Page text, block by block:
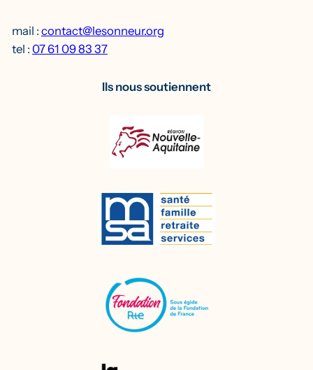
mail : contact@lesonneur.org
tel : 07 61 09 83 37
Ils nous soutiennent